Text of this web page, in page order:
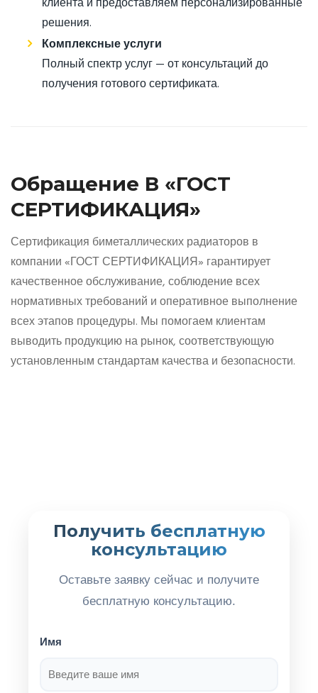
решения.
Комплексные услуги
Полный спектр услуг — от консультаций до
получения готового сертификата.
Обращение В «ГОСТ
СЕРТИФИКАЦИЯ»
Сертификация биметаллических радиаторов в
компании «ГОСТ СЕРТИФИКАЦИЯ» гарантирует
качественное обслуживание, соблюдение всех
нормативных требований и оперативное выполнение
всех этапов процедуры. Мы помогаем клиентам
выводить продукцию на рынок, соответствующую
установленным стандартам качества и безопасности.
Получить бесплатную
консультацию
Оставьте заявку сейчас и получите
бесплатную консультацию.
Имя